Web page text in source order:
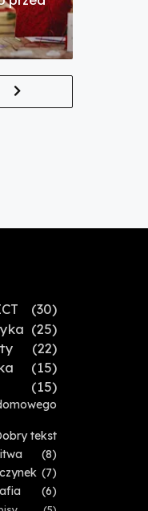
(30)
(25)
(22)
(15)
(15)
tekst
(8)
(7)
(6)